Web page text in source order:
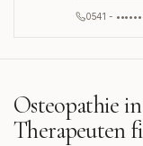
0541 -
Osteopathie in
Therapeuten